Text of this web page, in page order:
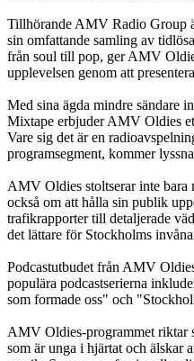
Tillhörande AMV Radio Group
sin omfattande samling av
från soul till pop, ger AMV
upplevelsen genom att
Med sina ägda mindre sändare
Mixtape erbjuder AMV Oldies
Vare sig det är en
programsegment, kommer
AMV Oldies stoltserar inte bara
också om att hålla sin publik
trafikrapporter till detaljerade
det lättare för Stockholms
Podcastutbudet från AMV
populära podcastserierna
som formade oss" och
AMV Oldies-programmet riktar
som är unga i hjärtat och älskar